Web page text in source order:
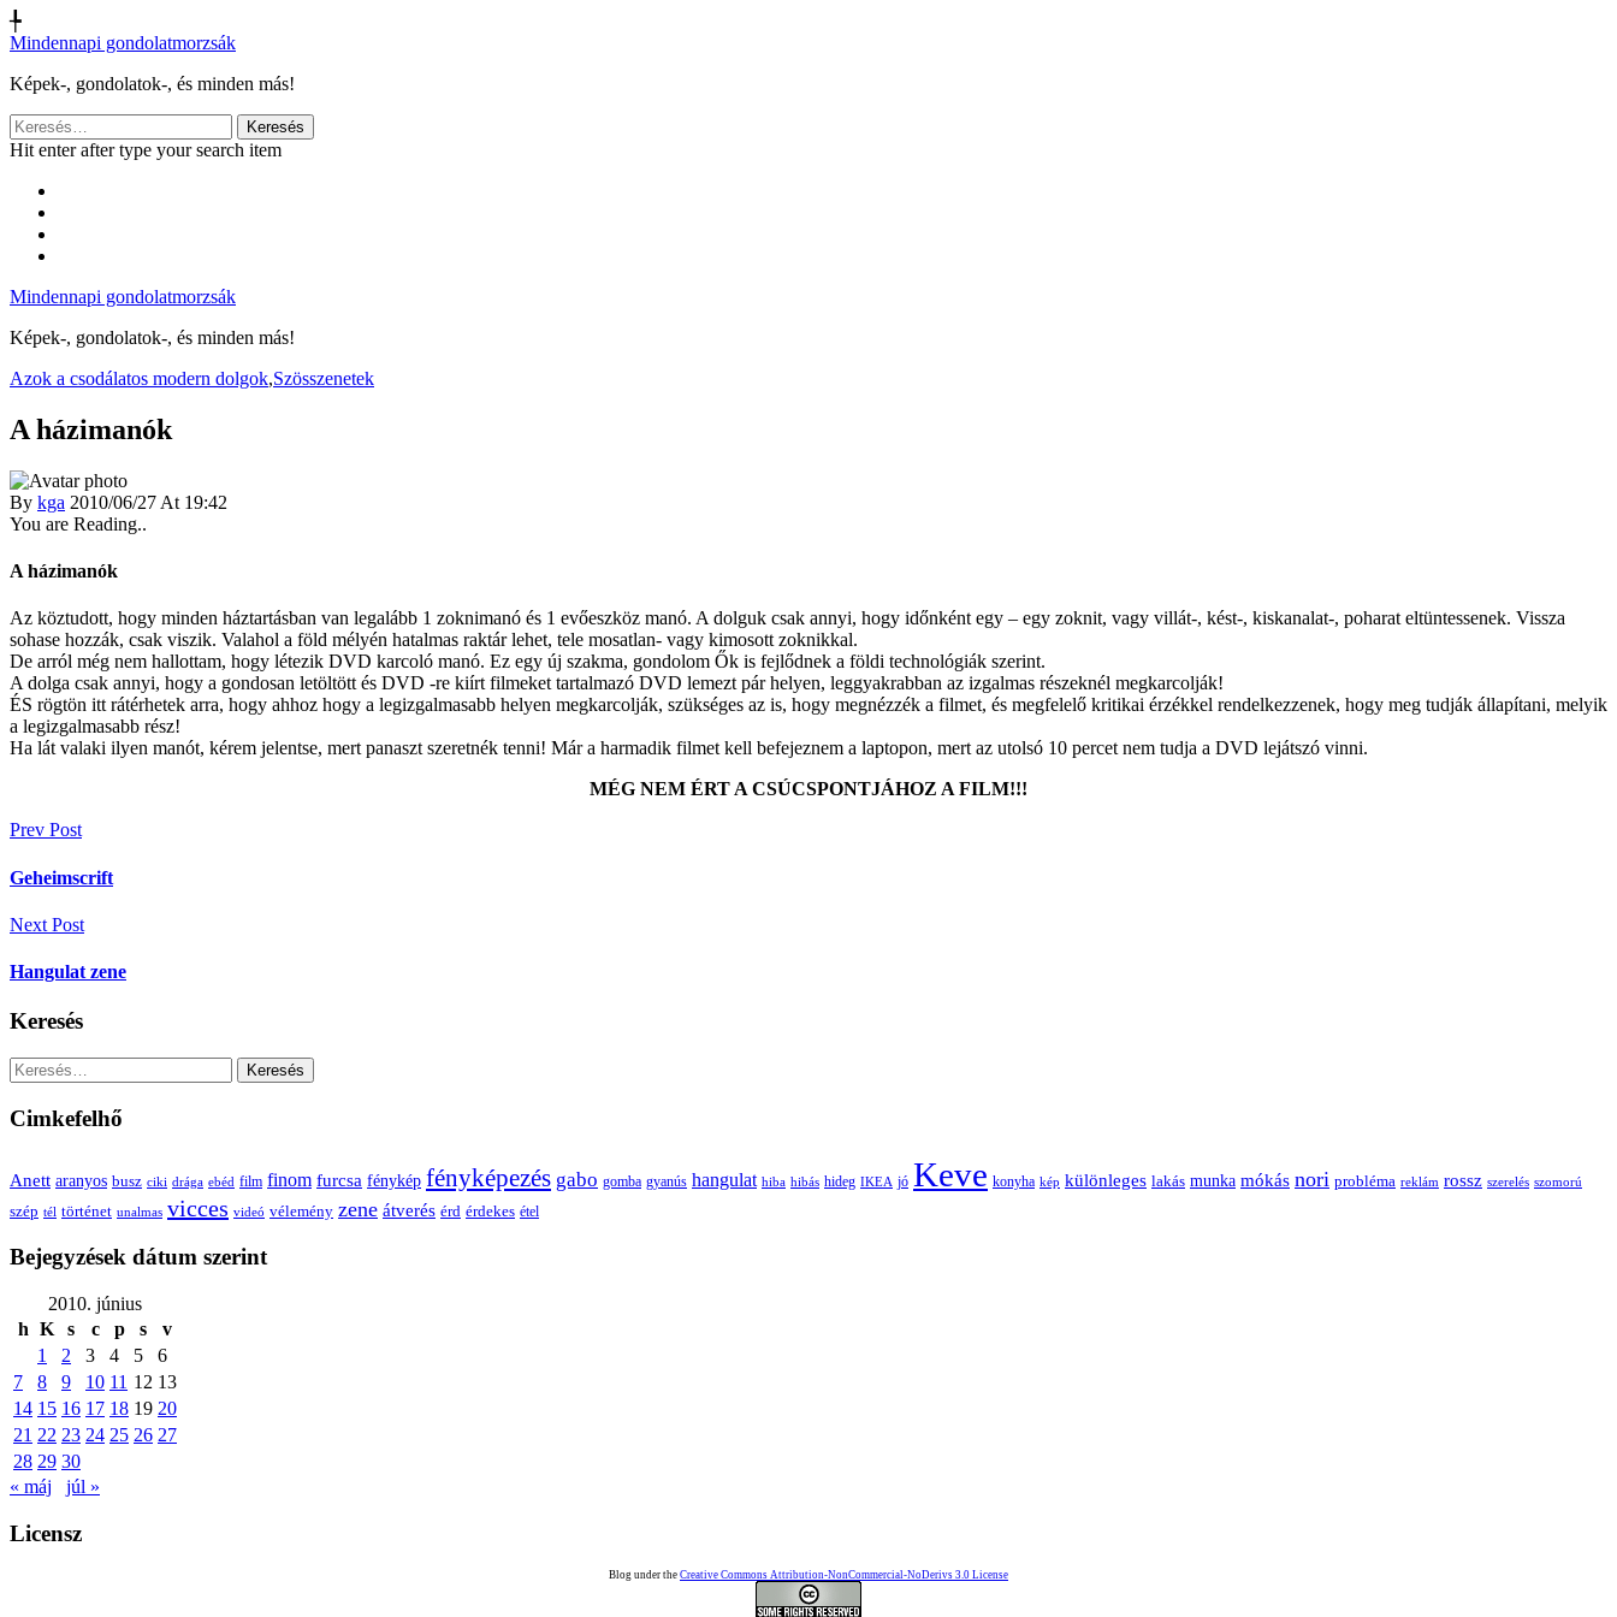
╄
Mindennapi gondolatmorzsák
Képek-, gondolatok-, és minden más!
Keresés:
Hit enter after type your search item
Mindennapi gondolatmorzsák
Képek-, gondolatok-, és minden más!
Azok a csodálatos modern dolgok,Szösszenetek
A házimanók
By kga 2010/06/27 At 19:42
You are Reading..
A házimanók
Az köztudott, hogy minden háztartásban van legalább 1 zoknimanó és 1 evőeszköz manó. A dolguk csak annyi, hogy időnként egy – egy zoknit, vagy villát-, kést-, kiskanalat-, poharat eltüntessenek. Vissza
sohase hozzák, csak viszik. Valahol a föld mélyén hatalmas raktár lehet, tele mosatlan- vagy kimosott zoknikkal.
De arról még nem hallottam, hogy létezik DVD karcoló manó. Ez egy új szakma, gondolom Ők is fejlődnek a földi technológiák szerint.
A dolga csak annyi, hogy a gondosan letöltött és DVD -re kiírt filmeket tartalmazó DVD lemezt pár helyen, leggyakrabban az izgalmas részeknél megkarcolják!
ÉS rögtön itt rátérhetek arra, hogy ahhoz hogy a legizgalmasabb helyen megkarcolják, szükséges az is, hogy megnézzék a filmet, és megfelelő kritikai érzékkel rendelkezzenek, hogy meg tudják állapítani, melyik
a legizgalmasabb rész!
Ha lát valaki ilyen manót, kérem jelentse, mert panaszt szeretnék tenni! Már a harmadik filmet kell befejeznem a laptopon, mert az utolsó 10 percet nem tudja a DVD lejátszó vinni.
MÉG NEM ÉRT A CSÚCSPONTJÁHOZ A FILM!!!
Bejegyzés
navigáció
Prev Post
Geheimscrift
Next Post
Hangulat zene
Keresés
Keresés:
Cimkefelhő
Anett aranyos busz ciki drága ebéd film finom furcsa fénykép fényképezés gabo gomba gyanús hangulat hiba hibás hideg IKEA jó Keve konyha kép különleges lakás munka mókás nori probléma reklám rossz szerelés szomorú
szép tél történet unalmas vicces videó vélemény zene átverés érd érdekes étel
Bejegyzések dátum szerint
2010. június
h K s c p s
v
1
2 3 4 5
6
7
8 9 10 11 12 13
14 15 16 17 18 19 20
21 22 23 24 25 26 27
28 29 30
« máj
júl »
Licensz
Blog under the Creative Commons Attribution-NonCommercial-NoDerivs 3.0 License